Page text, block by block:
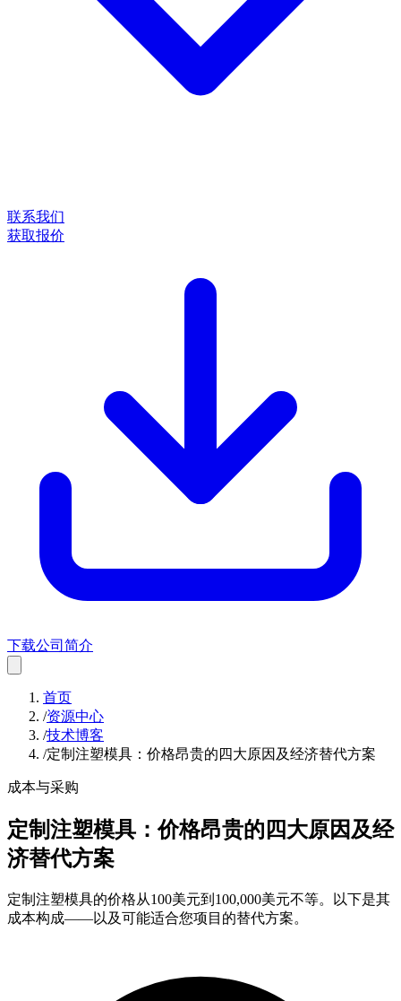
联系我们
获取报价
下载公司简介
首页
/资源中心
/技术博客
/定制注塑模具：价格昂贵的四大原因及经济替代方案
成本与采购
定制注塑模具：价格昂贵的四大原因及经
济替代方案
定制注塑模具的价格从100美元到100,000美元不等。以下是其
成本构成——以及可能适合您项目的替代方案。